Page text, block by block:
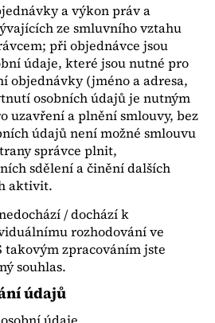
a výkon práv a
ze smluvního vztahu
při objednávce jsou
údaje, které jsou nutné pro
objednávky (jméno a adresa,
osobních údajů je nutným
uzavření a plnění smlouvy, bez
údajů není možné smlouvu
správce plnit,
sdělení a činění dalších
aktivit.
/ dochází k
rozhodování ve
takovým zpracováním jste
souhlas.
údajů
údaje